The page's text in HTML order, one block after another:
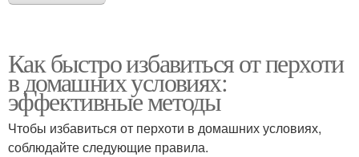
Как быстро избавиться от перхоти
в домашних условиях:
эффективные методы
Чтобы избавиться от перхоти в домашних условиях,
соблюдайте следующие правила.